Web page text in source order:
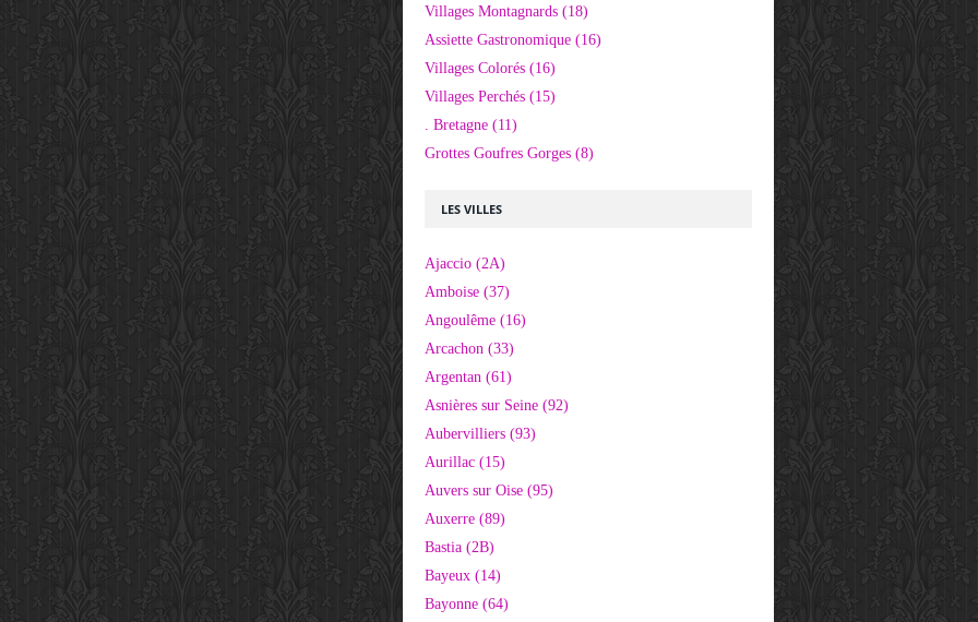
LES VILLES
Ajaccio (2A)
Amboise (37)
Angoulême (16)
Arcachon (33)
Argentan (61)
Asnières sur Seine (92)
Aubervilliers (93)
Aurillac (15)
Auvers sur Oise (95)
Auxerre (89)
Bastia (2B)
Bayeux (14)
Bayonne (64)
Villages Montagnards (18)
Assiette Gastronomique (16)
Villages Colorés (16)
Villages Perchés (15)
. Bretagne (11)
Grottes Goufres Gorges (8)